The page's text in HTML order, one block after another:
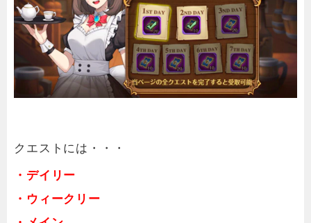
クエストには・・・
・デイリー
・ウィークリー